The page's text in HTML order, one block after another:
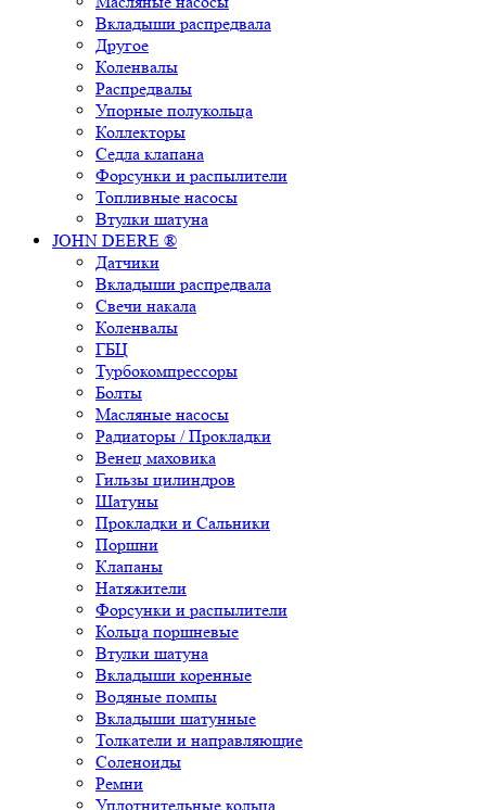
Вкладыши распредвала
Другое
Коленвалы
Распредвалы
Упорные полукольца
Коллекторы
Седла клапана
Форсунки и распылители
Топливные насосы
Втулки шатуна
JOHN DEERE ®
Датчики
Вкладыши распредвала
Свечи накала
Коленвалы
ГБЦ
Турбокомпрессоры
Болты
Масляные насосы
Радиаторы / Прокладки
Венец маховика
Гильзы цилиндров
Шатуны
Прокладки и Сальники
Поршни
Клапаны
Натяжители
Форсунки и распылители
Кольца поршневые
Втулки шатуна
Вкладыши коренные
Водяные помпы
Вкладыши шатунные
Толкатели и направляющие
Соленоиды
Ремни
Уплотнительные кольца